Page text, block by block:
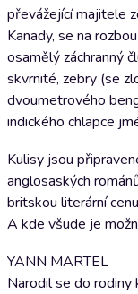
převážející majitele
Kanady, se na
osamělý záchranný
skvrnité, zebry (se
dvoumetrového
indického chlapce
Kulisy jsou
anglosaských
britskou literární
A kde všude je
YANN MARTEL
Narodil se do rodiny